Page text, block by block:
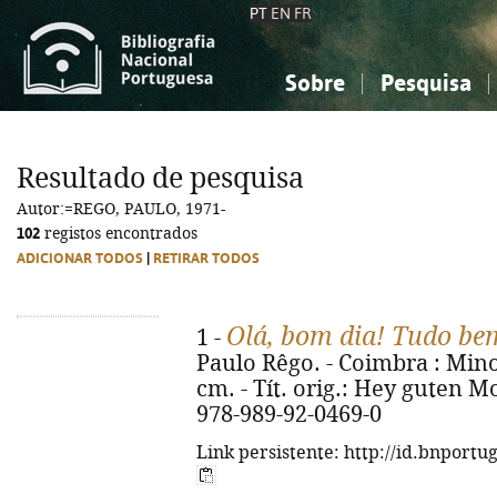
PT EN FR
Sobre Pesquisa
Ciências sociais...
Ciências sociais...
Resultado de pesquisa
Autor:=REGO, PAULO, 1971-
102 registos encontrados
ADICIONAR TODOS RETIRAR TODOS
1 - Olá, bom dia! Tudo
Paulo Rêgo. - Coimbra :
cm. - Tít. orig.: Hey guten
978-989-92-0469-0
Link persistente: http://